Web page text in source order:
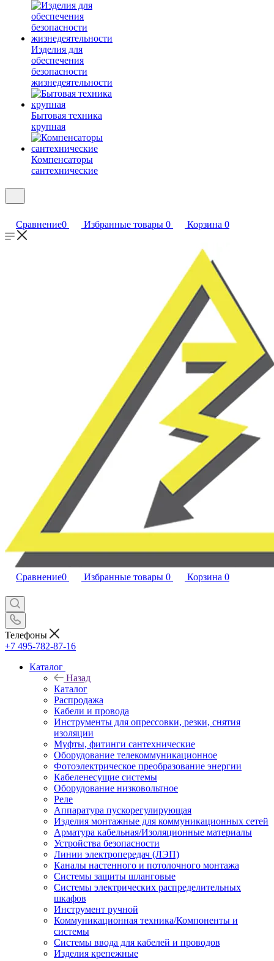
Изделия для
обеспечения
безопасности
жизнедеятельности
Бытовая техника
крупная
Компенсаторы
сантехнические
Сравнение0 Избранные товары 0 Корзина 0
Сравнение0 Избранные товары 0 Корзина 0
Телефоны
+7 495-782-87-16
Каталог
Назад
Каталог
Распродажа
Кабели и провода
Инструменты для опрессовки, резки, снятия
изоляции
Муфты, фитинги сантехнические
Оборудование телекоммуникационное
Фотоэлектрическое преобразование энергии
Кабеленесущие системы
Оборудование низковольтное
Реле
Аппаратура пускорегулирующая
Изделия монтажные для коммуникационных сетей
Арматура кабельная/Изоляционные материалы
Устройства безопасности
Линии электропередач (ЛЭП)
Каналы настенного и потолочного монтажа
Системы защиты шланговые
Системы электрических распределительных
шкафов
Инструмент ручной
Коммуникационная техника/Компоненты и
системы
Системы ввода для кабелей и проводов
Изделия крепежные